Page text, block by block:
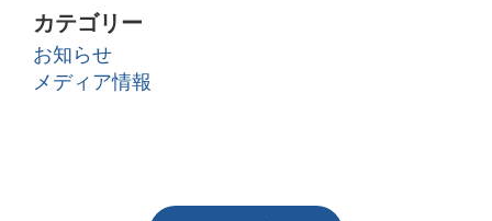
カテゴリー
お知らせ
メディア情報